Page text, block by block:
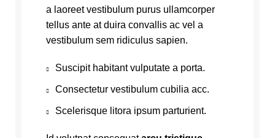
a laoreet vestibulum purus ullamcorper
tellus ante at duira convallis ac vel a
vestibulum sem ridiculus sapien.
Suscipit habitant vulputate a porta.
Consectetur vestibulum cubilia acc.
Scelerisque litora ipsum parturient.